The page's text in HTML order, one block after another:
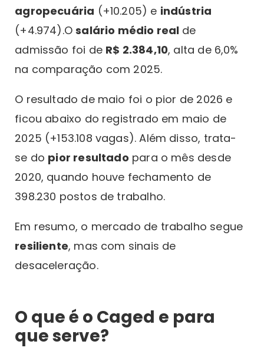
agropecuária (+10.205) e indústria
(+4.974).Osalário médio real de
admissão foi de R$ 2.384,10, alta de 6,0%
na comparação com 2025.
O resultado de maio foi o pior de 2026 e
ficou abaixo do registrado em maio de
2025 (+153.108 vagas). Além disso, trata-
se do pior resultado para o mês desde
2020, quando houve fechamento de
398.230 postos de trabalho.
Em resumo, o mercado de trabalho segue
resiliente, mas com sinais de
desaceleração.
O que é o Caged e para
que serve?